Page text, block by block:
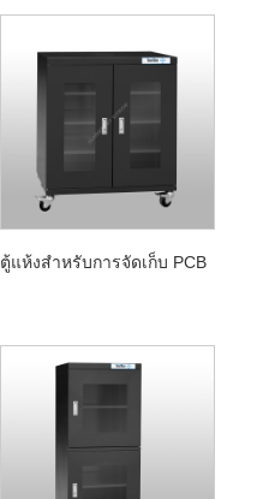
ตู้แห้งสำหรับการจัดเก็บ PCB